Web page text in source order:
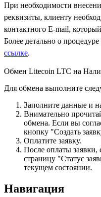
При необходимости
реквизиты, клиенту
контактного Е-mail,
Более детально о
ссылке.
Обмен Litecoin LTC на
Для обмена выполните
Заполните данные и
Внимательно
обмена. Если вы
кнопку "Создать
Оплатите заявку.
После оплаты заявки,
страницу "Статус
текущем состоянии.
Навигация